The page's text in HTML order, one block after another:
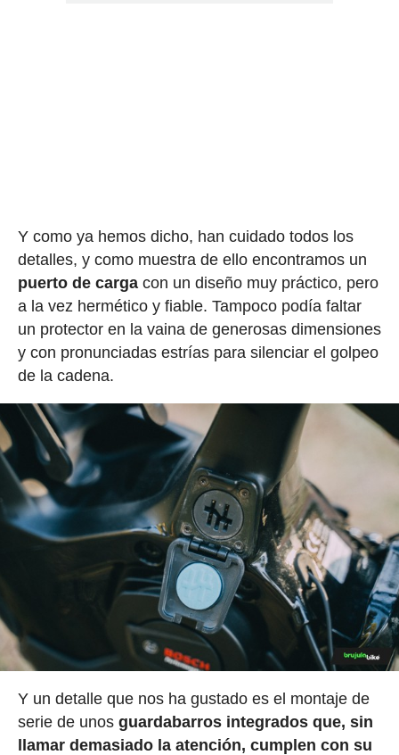
Y como ya hemos dicho, han cuidado todos los
detalles, y como muestra de ello encontramos un
puerto de cargacon un diseño muy práctico, pero
a la vez hermético y fiable. Tampoco podía faltar
un protector en la vaina de generosas dimensiones
y con pronunciadas estrías para silenciar el golpeo
de la cadena.
Y un detalle que nos ha gustado es el montaje de
serie de unos guardabarros integrados que, sin
llamar demasiado la atención, cumplen con su